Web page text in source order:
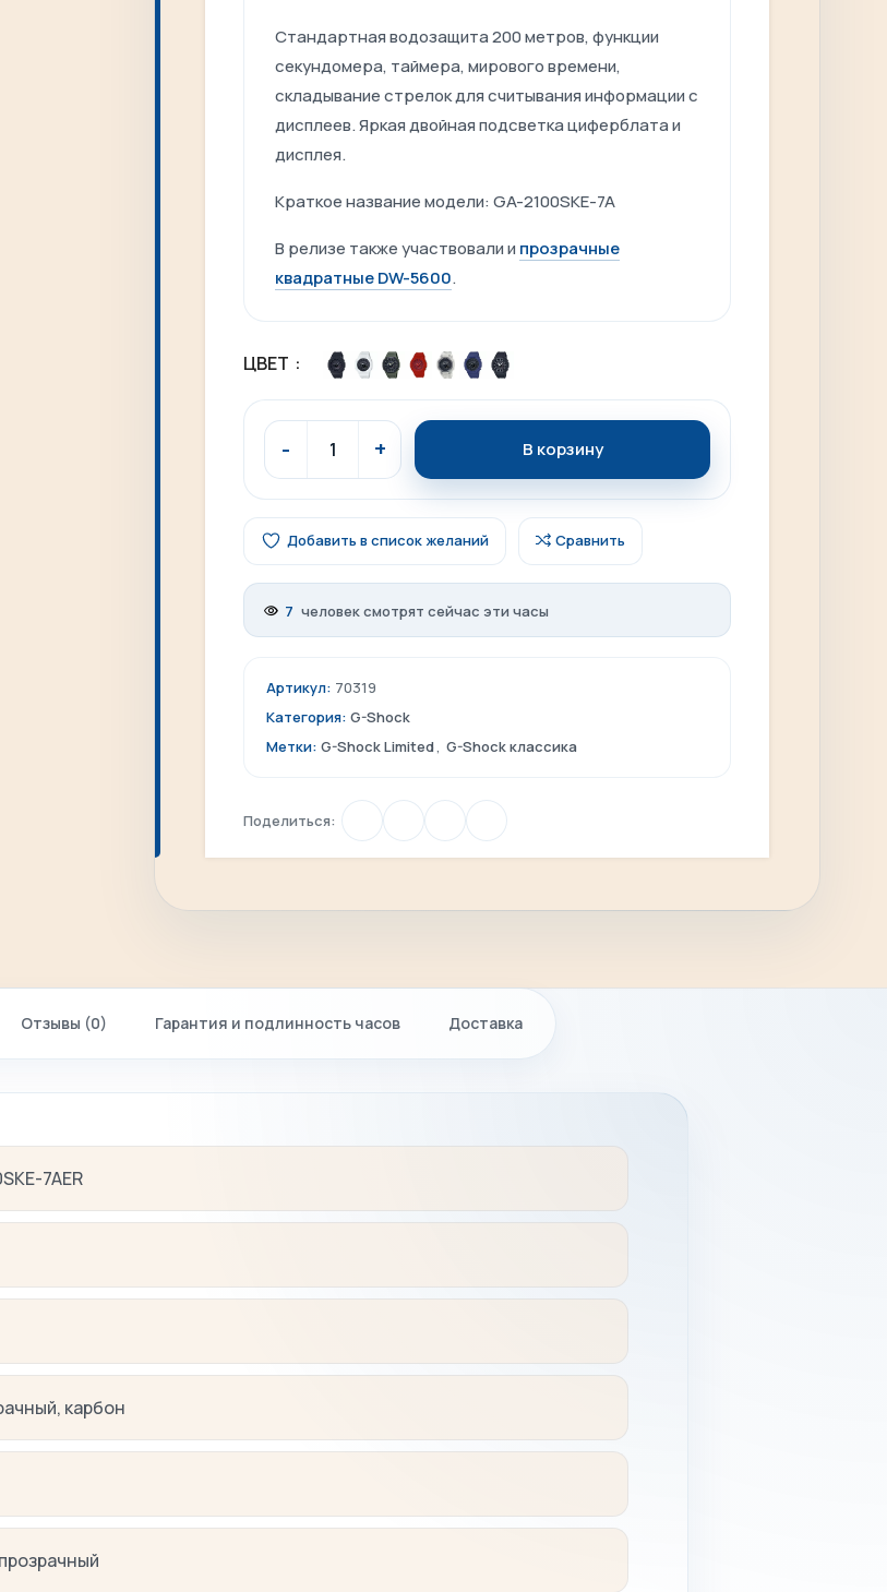
Стандартная водозащита 200 метров, функции
секундомера, таймера, мирового времени,
складывание стрелок для считывания информации с
дисплеев. Яркая двойная подсветка циферблата и
дисплея.
Краткое название модели: GA-2100SKE-7A
В релизе также участвовали и прозрачные
квадратные DW-5600.
ЦВЕТ
В корзину
Добавить в список желаний Сравнить
7 человек смотрят сейчас эти часы
Артикул: 70319
Категория: G-Shock
Метки: G-Shock Limited, G-Shock классика
Поделиться:
Отзывы (0) Гарантия и подлинность часов Доставка
7AER
карбон